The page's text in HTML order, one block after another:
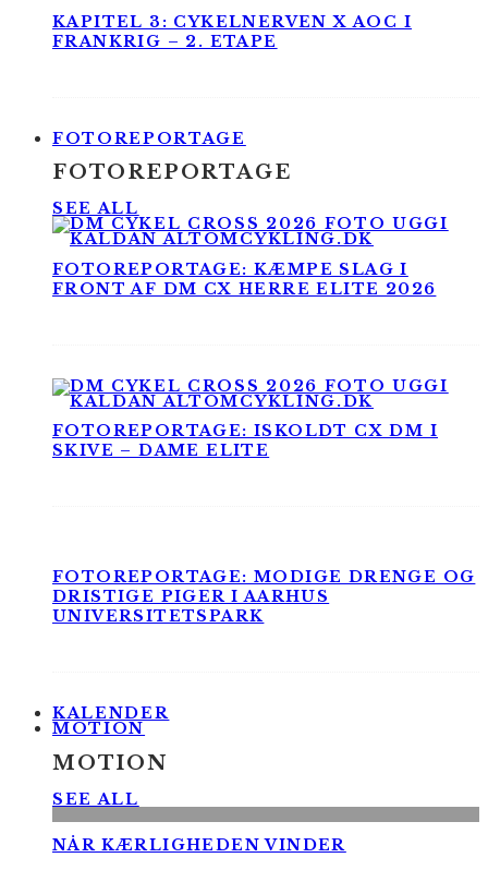
KAPITEL 3: CYKELNERVEN X AOC I
FRANKRIG – 2. ETAPE
FOTOREPORTAGE
FOTOREPORTAGE
SEE ALL
FOTOREPORTAGE: KÆMPE SLAG I
FRONT AF DM CX HERRE ELITE 2026
FOTOREPORTAGE: ISKOLDT CX DM I
SKIVE – DAME ELITE
FOTOREPORTAGE: MODIGE DRENGE OG
DRISTIGE PIGER I AARHUS
UNIVERSITETSPARK
KALENDER
MOTION
MOTION
SEE ALL
NÅR KÆRLIGHEDEN VINDER